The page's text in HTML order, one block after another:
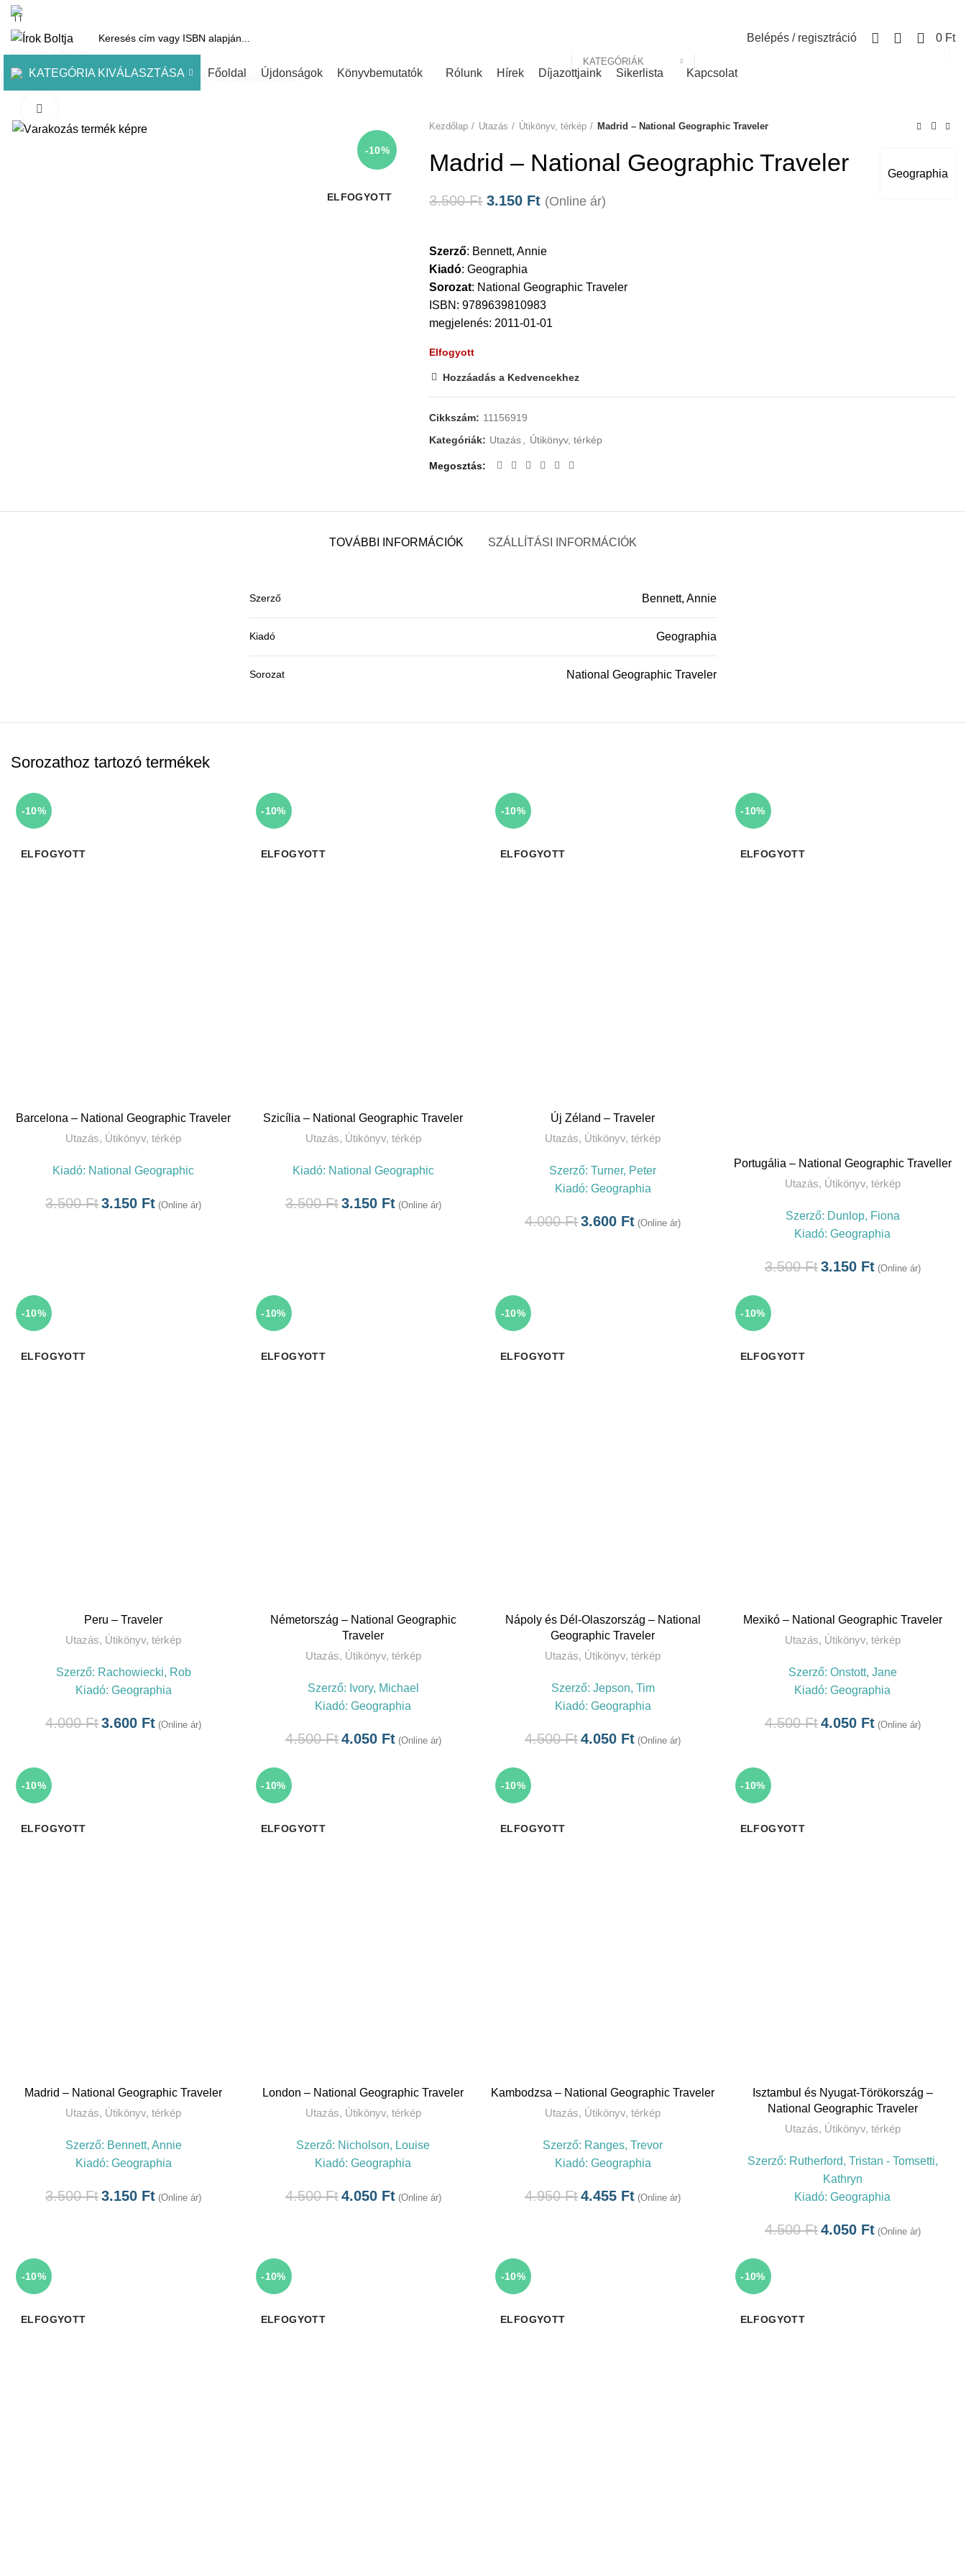
KATEGÓRIÁK
Belépés / regisztráció 0 Ft
KATEGÓRIA KIVÁLASZTÁSA Főoldal Újdonságok Könyvbemutatók Rólunk Hírek Díjazottjaink Sikerlista Kapcsolat
-10%
ELFOGYOTT
Kezdőlap
Utazás Útikönyv, térkép Madrid – National Geographic Traveler
Geographia
Madrid – National Geographic Traveler
3.500Ft 3.150 Ft (Online ár)
Szerző: Bennett, Annie
Kiadó:Geographia
Sorozat: National Geographic Traveler
ISBN: 9789639810983
megjelenés: 2011-01-01
Elfogyott
Hozzáadás a Kedvencekhez
Cikkszám: 11156919
Kategóriák: Utazás Útikönyv, térkép
Megosztás
TOVÁBBI INFORMÁCIÓK SZÁLLÍTÁSI INFORMÁCIÓK
Szerző Bennett, Annie
Kiadó Geographia
Sorozat National Geographic Traveler
Sorozathoz tartozó termékek
-10%
ELFOGYOTT
TOVÁBB
Barcelona – National Geographic Traveler
Utazás, Útikönyv, térkép
Kiadó: National Geographic
3.500Ft3.150 Ft (Online ár)
-10%
ELFOGYOTT
TOVÁBB
Szicília – National Geographic Traveler
Utazás, Útikönyv, térkép
Kiadó: National Geographic
3.500Ft3.150 Ft (Online ár)
-10%
ELFOGYOTT
TOVÁBB
Új Zéland – Traveler
Utazás, Útikönyv, térkép
Szerző:Turner, Peter
Kiadó: Geographia
4.000Ft3.600 Ft (Online ár)
-10%
ELFOGYOTT
TOVÁBB
Portugália – National Geographic Traveller
Utazás, Útikönyv, térkép
Szerző: Dunlop, Fiona
Kiadó:Geographia
3.500Ft3.150 Ft (Online ár)
-10%
ELFOGYOTT
TOVÁBB
Peru – Traveler
Utazás, Útikönyv, térkép
Szerző: Rachowiecki, Rob
Kiadó: Geographia
4.000Ft3.600 Ft (Online ár)
-10%
ELFOGYOTT
TOVÁBB
Németország – National Geographic
Traveler
Utazás, Útikönyv, térkép
Szerző: Ivory, Michael
Kiadó:Geographia
4.500Ft4.050 Ft (Online ár)
-10%
ELFOGYOTT
TOVÁBB
Nápoly és Dél-Olaszország – National
Geographic Traveler
Utazás, Útikönyv, térkép
Szerző: Jepson, Tim
Kiadó: Geographia
4.500Ft4.050 Ft (Online ár)
-10%
ELFOGYOTT
TOVÁBB
Mexikó – National Geographic Traveler
Utazás, Útikönyv, térkép
Szerző: Onstott, Jane
Kiadó:Geographia
4.500Ft4.050 Ft (Online ár)
-10%
ELFOGYOTT
TOVÁBB
Madrid – National Geographic Traveler
Utazás, Útikönyv, térkép
Szerző: Bennett, Annie
Kiadó: Geographia
3.500Ft3.150 Ft (Online ár)
-10%
ELFOGYOTT
TOVÁBB
London – National Geographic Traveler
Utazás, Útikönyv, térkép
Szerző: Nicholson, Louise
Kiadó:Geographia
4.500Ft4.050 Ft (Online ár)
-10%
ELFOGYOTT
TOVÁBB
Kambodzsa – National Geographic Traveler
Utazás, Útikönyv, térkép
Szerző: Ranges, Trevor
Kiadó: Geographia
4.950Ft4.455 Ft (Online ár)
-10%
ELFOGYOTT
TOVÁBB
Isztambul és Nyugat-Törökország –
National Geographic Traveler
Utazás, Útikönyv, térkép
Szerző: Rutherford, Tristan - Tomsetti,
Kathryn
Kiadó:Geographia
4.500Ft4.050 Ft (Online ár)
-10%
ELFOGYOTT
-10%
ELFOGYOTT
-10%
ELFOGYOTT
-10%
ELFOGYOTT
Kezdje el gépelni a keresett bejegyzések megtekintéséhez.